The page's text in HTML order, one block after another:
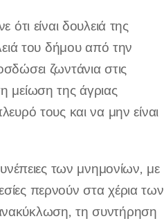
είναι δουλειά της
του δήμου από την
ζωντάνια στις
μείωση της άγριας
τους και να μην είναι
των μνημονίων, με
περνούν στα χέρια των
ανακύκλωση, τη συντήρηση